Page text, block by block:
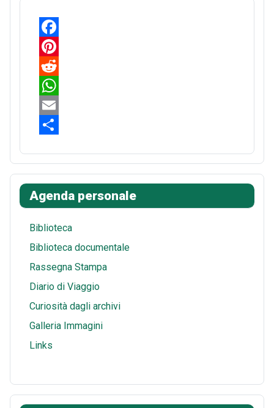
F
a
c
e
b
o
k
P
n
r
e
s
t
R
e
d
i
t
W
h
t
s
A
p
p
E
a
i
l
h
a
r
e
Agenda personale
Biblioteca
Biblioteca documentale
Rassegna Stampa
Diario di Viaggio
Curiosità dagli archivi
Galleria Immagini
Links